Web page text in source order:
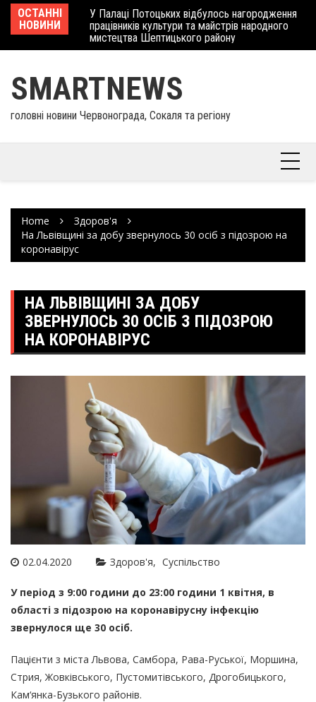
Skip
content
ОСТАННІ
НОВИНИ
У Палаці Потоцьких відбулось нагородження
працівників культури та майстрів народного
мистецтва Шептицького району
SMARTNEWS
головні новини Червонограда, Сокаля та регіону
Home
Здоров'я
На Львівщині за добу звернулось 30 осіб з підозрою на
коронавірус
НА ЛЬВІВЩИНІ ЗА ДОБУ
ЗВЕРНУЛОСЬ 30 ОСІБ З ПІДОЗРОЮ
НА КОРОНАВІРУС
02.04.2020 Здоров'я Суспільство
У період з 9:00 години до 23:00 години 1 квітня, в
області з підозрою на коронавірусну інфекцію
звернулося ще 30 осіб.
Пацієнти з міста Львова, Самбора, Рава-Руської, Моршина,
Стрия, Жовківського, Пустомитівського, Дрогобицького,
Кам‘янка-Бузького районів.